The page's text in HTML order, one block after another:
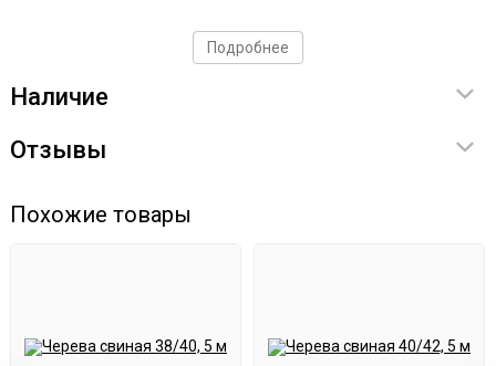
Подробнее
Наличие
Отзывы
Похожие товары